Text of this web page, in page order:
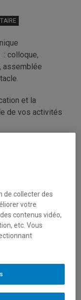
colloque,
assemblée
et la
de vos activités
éclairage,
avec
ou sur le site
les serveurs
Live).
de collecter des
votre
contenus vidéo,
etc. Vous